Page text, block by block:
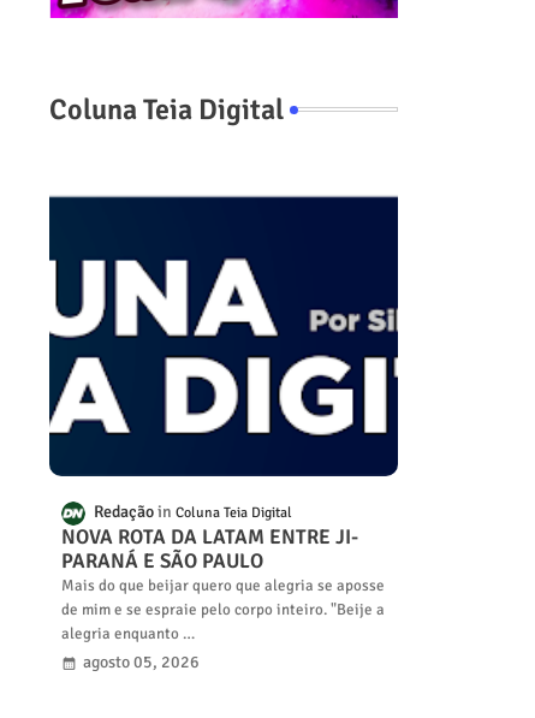
Coluna Teia Digital
Redação Coluna Teia Digital
NOVA ROTA DA LATAM ENTRE JI-
PARANÁ E SÃO PAULO
Mais do que beijar quero que alegria se aposse
de mim e se espraie pelo corpo inteiro. "Beije a
alegria enquanto …
agosto 05, 2026